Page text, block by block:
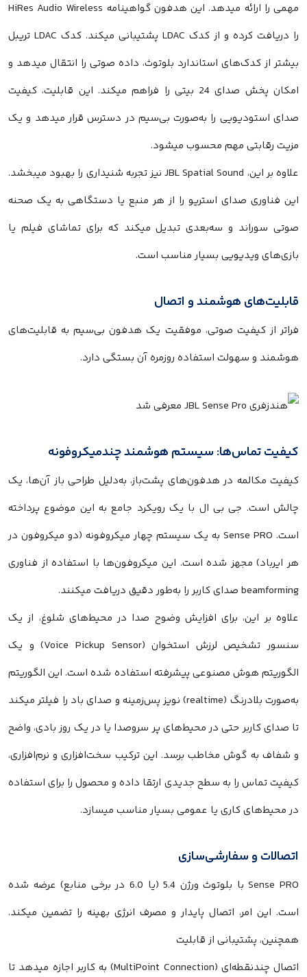
مهمی را ارائه میدهد. این هدفون گواهینامه HiRes Audio Wireless
را دریافت کرده و از کدک LDAC پشتیبانی میکند. کدک LDAC تریبل
بیشتر از کدک‌های استاندارد بلوتوث، داده صوتی را انتقال میدهد و
امکان پخش صدای 24 بیتی را فراهم میکند. این قابلیت، کیفیت
صدای استودیویی را به‌صورت بی‌سیم در دسترس قرار میدهد و یک
مزیت رقابتی مهم محسوب میشود.
علاوه بر این، JBL Spatial Sound نیز تجربه شنیداری را بهبود میبخشد.
این فناوری صدای استریو را از هر منبع یا دستگاهی به یک صحنه
صوتی سوراند و سه‌بعدی تبدیل میکند که برای تماشای فیلم یا
بازی‌های ویدیویی بسیار مناسب است.
قابلیت‌های هوشمند و اتصال
فراتر از کیفیت صوتی، موفقیت یک هدفون بی‌سیم به قابلیت‌های
هوشمند و سهولت استفاده روزمره آن بستگی دارد.
کیفیت تماس‌ها: سیستم هوشمند چندمیکروفونه
کیفیت مکالمه در هدفون‌های پشت‌باز، به‌دلیل طراحی باز آن‌ها، یک
چالش است. جی بی ال با یک رویکرد جامع به این موضوع پرداخته
است. Sense PRO به یک سیستم چهار میکروفونه (دو میکروفون در
هر ایرباد) مجهز شده است. این میکروفون‌ها با استفاده از فناوری
beamforming صدای کاربر را به‌طور دقیق دریافت میکنند.
علاوه بر این، برای افزایش وضوح صدا در محیط‌های شلوغ، از یک
سنسور تشخیص لرزش استخوان (Voice Pickup Sensor) و یک
الگوریتم هوش مصنوعی پیشرفته استفاده شده است. این الگوریتم
به‌صورت بلادرنگ (realtime) نویز پس‌زمینه و صدای باد را فیلتر میکند
تا صدای کاربر حتی در محیط‌های پر سروصدا یا در یک روز بادی، واضح
و شفاف به گوش مخاطب برسد. این ترکیب سخت‌افزاری و نرم‌افزاری،
کیفیت تماس را به سطح جدیدی ارتقا داده و محصول را برای استفاده
در محیط‌های کاری یا عمومی بسیار مناسب میسازد.
اتصالات و سفارشی‌سازی
Sense PRO با بلوتوث ورژن 5.4 (یا 6.0 در برخی منابع) عرضه شده
است. این امر، اتصال پایدار و مصرف انرژی بهینه را تضمین میکند.
همچنین، پشتیبانی از قابلیت
اتصال چندنقطه‌ای (MultiPoint Connection) به کاربر اجازه میدهد تا